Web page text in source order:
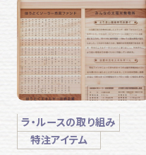
ラ・ルースの取り組み
特注アイテム